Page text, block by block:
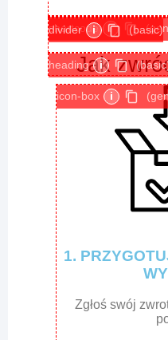
shortcode i
divider i (basic)
Jak
heading i
1.
Zgłoś swój
icon-box i